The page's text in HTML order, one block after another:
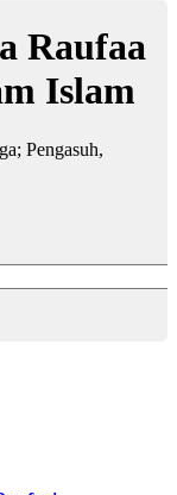
Raufaa
Islam
Pengasuh,